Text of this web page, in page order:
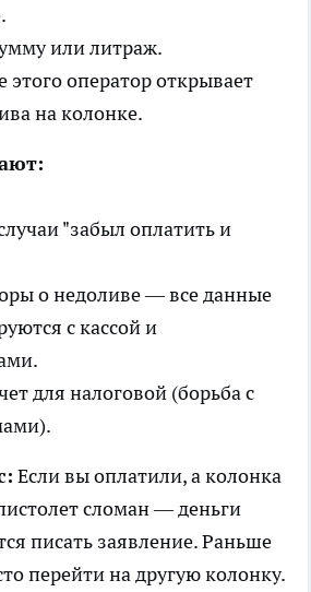
или литраж.
этого оператор открывает
на колонке.
"забыл оплатить и
о недоливе — все данные
с кассой и
для налоговой (борьба с
Если вы оплатили, а колонка
сломан — деньги
писать заявление. Раньше
перейти на другую колонку.